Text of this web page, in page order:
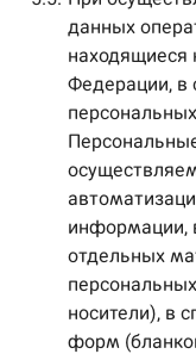
данных
находящиеся
Федерации, в
информации,
отдельных
носители), в
форм